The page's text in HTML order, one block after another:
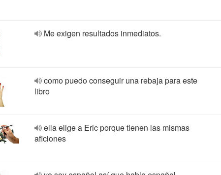
Me exigen resultados inmediatos.
como puedo conseguir una rebaja para este
libro
ella elige a Eric porque tienen las mismas
aficiones